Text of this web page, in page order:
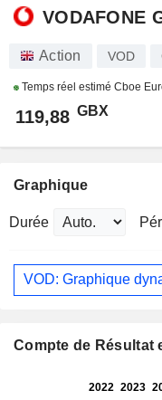
VODAFONE
Action VOD
Temps réel estimé Cboe
119,88 GBX
Graphique
Durée
VOD: Graphique
Compte de Résultat